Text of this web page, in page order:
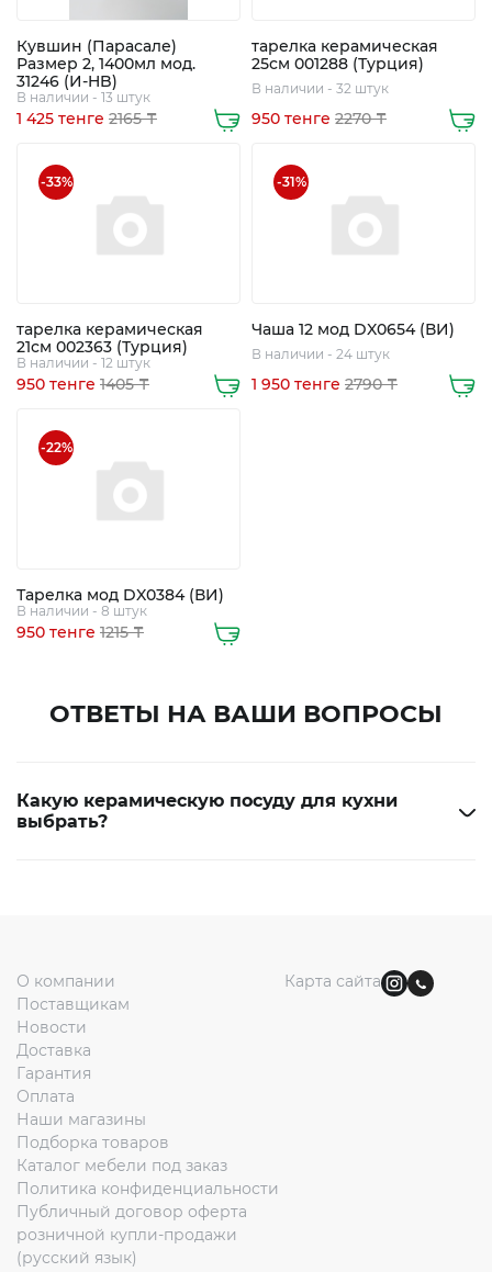
+7
705
8
Кувшин (Парасале)
Размер 2, 1400мл мод.
31246 (И-HB)
В наличии - 13 штук
1 425 тенге 2165 ₸
тарелка керамическая
25см 001288 (Турция)
В наличии - 32 штук
950 тенге 2270 ₸
-33%
тарелка керамическая
21см 002363 (Турция)
В наличии - 12 штук
950 тенге 1405 ₸
-31%
Чаша 12 мод DX0654 (ВИ)
В наличии - 24 штук
1 950 тенге 2790 ₸
-22%
Тарелка мод DX0384 (ВИ)
В наличии - 8 штук
950 тенге 1215 ₸
ОТВЕТЫ НА ВАШИ ВОПРОСЫ
Какую керамическую посуду для кухни
выбрать?
О компании
Поставщикам
Новости
Доставка
Гарантия
Оплата
Наши магазины
Подборка товаров
Каталог мебели под заказ
Политика конфиденциальности
Публичный договор оферта
розничной купли-продажи
(русский язык)
Карта сайта